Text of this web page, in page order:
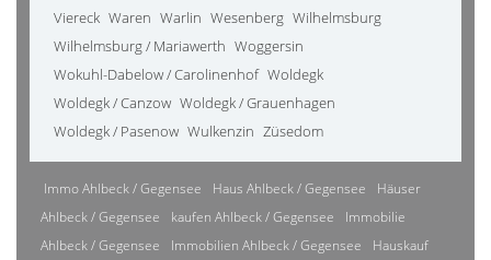
Viereck Waren Warlin Wesenberg Wilhelmsburg
Wilhelmsburg / Mariawerth Woggersin
Wokuhl-Dabelow / Carolinenhof Woldegk
Woldegk / Canzow Woldegk / Grauenhagen
Woldegk / Pasenow Wulkenzin Züsedom
Immo Ahlbeck / Gegensee Haus Ahlbeck / Gegensee
Häuser
Ahlbeck / Gegensee
kaufen Ahlbeck / Gegensee
Immobilie
Ahlbeck / Gegensee
Immobilien Ahlbeck / Gegensee
Hauskauf